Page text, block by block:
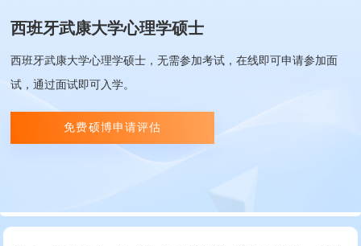
西班牙武康大学心理学硕士
西班牙武康大学心理学硕士，无需参加考试，在线即可申请参加面
试，通过面试即可入学。
免费硕博申请评估